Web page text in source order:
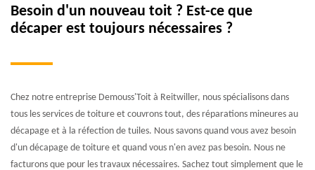
Besoin d'un nouveau toit ? Est-ce que
décaper est toujours nécessaires ?
Chez notre entreprise Demouss'Toit à Reitwiller, nous spécialisons dans
tous les services de toiture et couvrons tout, des réparations mineures au
décapage et à la réfection de tuiles. Nous savons quand vous avez besoin
d'un décapage de toiture et quand vous n'en avez pas besoin. Nous ne
facturons que pour les travaux nécessaires. Sachez tout simplement que le